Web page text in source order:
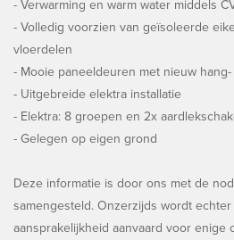
- Verwarming en warm water middels
- Volledig voorzien van geïsoleerde
vloerdelen
- Mooie paneeldeuren met nieuw
- Uitgebreide elektra installatie
- Elektra: 8 groepen en 2x
- Gelegen op eigen grond
Deze informatie is door ons met de
samengesteld. Onzerzijds wordt
aansprakelijkheid aanvaard voor enige